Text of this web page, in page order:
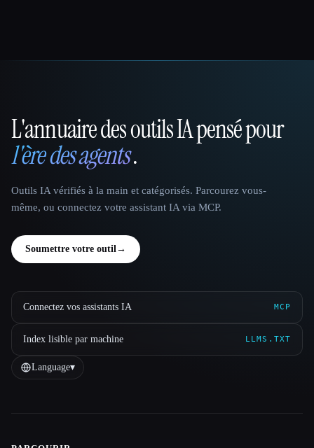
That AI Collection
L'annuaire des outils IA pensé pour
l'ère des agents.
Outils IA vérifiés à la main et catégorisés. Parcourez vous-
même, ou connectez votre assistant IA via MCP.
Soumettre votre outil→
Connectez vos assistants IA MCP
Index lisible par machine LLMS.TXT
Language▾